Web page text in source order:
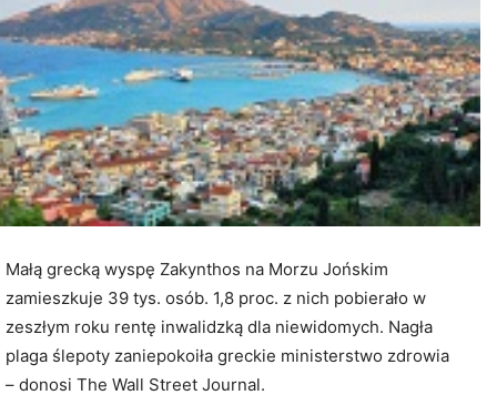
Małą grecką wyspę Zakynthos na Morzu Jońskim
zamieszkuje 39 tys. osób. 1,8 proc. z nich pobierało w
zeszłym roku rentę inwalidzką dla niewidomych. Nagła
plaga ślepoty zaniepokoiła greckie ministerstwo zdrowia
– donosi The Wall Street Journal.